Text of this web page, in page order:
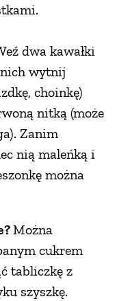
dwa kawałki
nich wytnij
choinkę)
nitką (może
Zanim
nią maleńką i
można
Można
cukrem
tabliczkę z
szyszkę.